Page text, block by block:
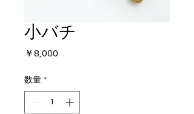
小バチ
￥8,000
数量 *